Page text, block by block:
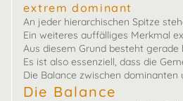
extrem dominant
An jeder hierarchischen Spitze
Ein weiteres auffälliges Merkmal
Aus diesem Grund besteht
Es ist also essenziell, dass die
Die Balance zwischen
Die Balance